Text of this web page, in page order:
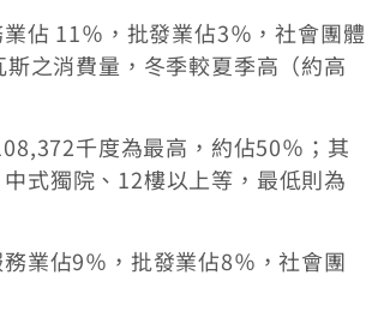
佔 11％，批發業佔3％，社會團體
之消費量，冬季較夏季高（約高
千度為最高，約佔50％；其
式獨院、12樓以上等，最低則為
業佔9％，批發業佔8％，社會團